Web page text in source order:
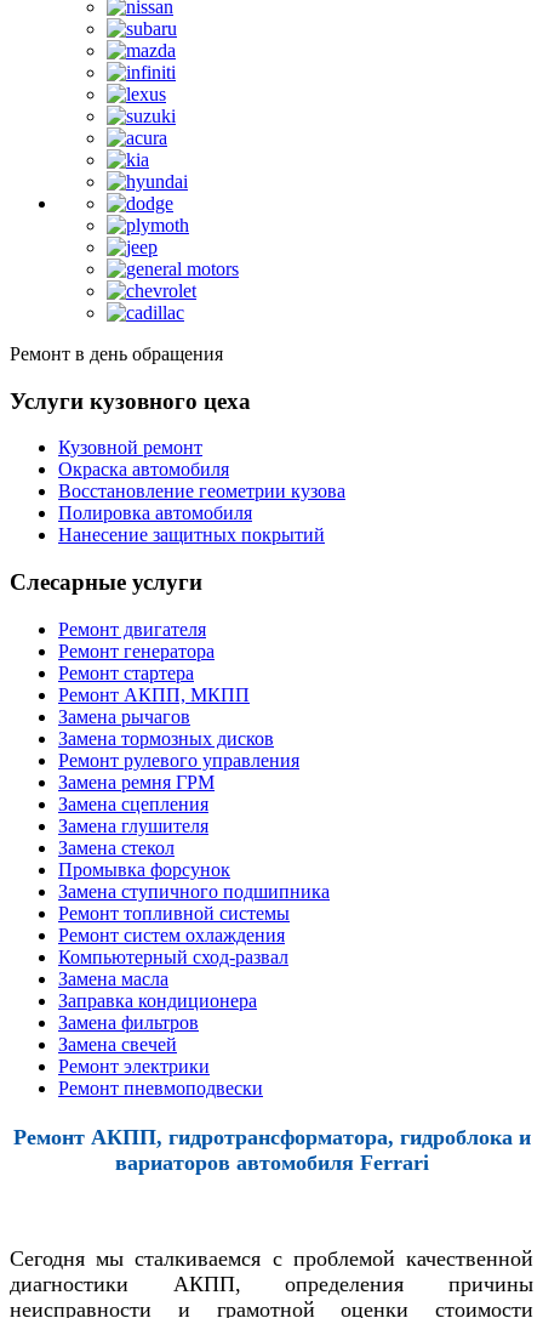
Ремонт в день обращения
Услуги кузовного цеха
Кузовной ремонт
Окраска автомобиля
Восстановление геометрии кузова
Полировка автомобиля
Нанесение защитных покрытий
Слесарные услуги
Ремонт двигателя
Ремонт генератора
Ремонт стартера
Ремонт АКПП, МКПП
Замена рычагов
Замена тормозных дисков
Ремонт рулевого управления
Замена ремня ГРМ
Замена сцепления
Замена глушителя
Замена стекол
Промывка форсунок
Замена ступичного подшипника
Ремонт топливной системы
Ремонт систем охлаждения
Компьютерный сход-развал
Замена масла
Заправка кондиционера
Замена фильтров
Замена свечей
Ремонт электрики
Ремонт пневмоподвески
Ремонт АКПП, гидротрансформатора, гидроблока и
вариаторов автомобиля Ferrari
Сегодня мы сталкиваемся с проблемой качественной
диагностики АКПП, определения причины
неисправности и грамотной оценки стоимости